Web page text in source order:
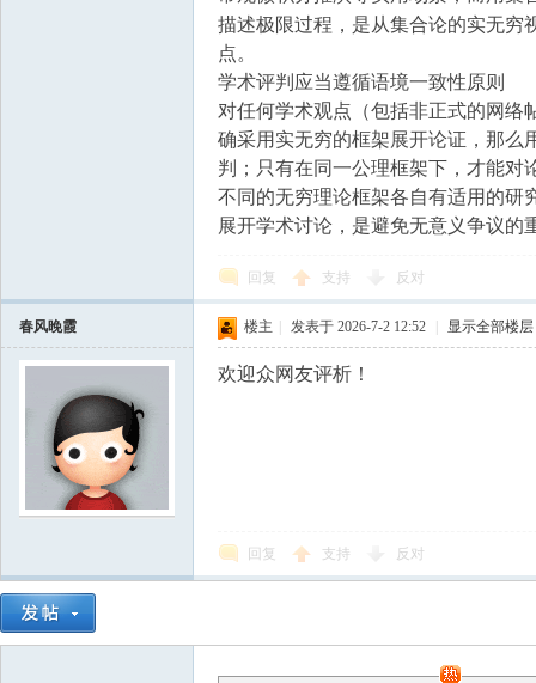
描述极限过程，是从集合论的实无穷
点。
学术评判应当遵循语境一致性原则
对任何学术观点（包括非正式的网络
确采用实无穷的框架展开论证，那么
判；只有在同一公理框架下，才能对
不同的无穷理论框架各自有适用的研
展开学术讨论，是避免无意义争议的
回复 支持 反对
春风晚霞 楼主 发表于 2026-7-2 12:52 显示全部楼层
欢迎众网友评析！
回复 支持 反对